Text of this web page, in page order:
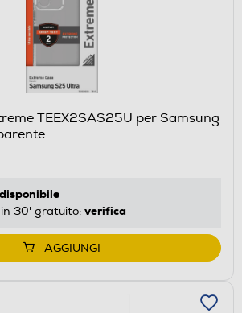
TEEX2SAS25U per Samsung
disponibile
30' gratuito: verifica
AGGIUNGI